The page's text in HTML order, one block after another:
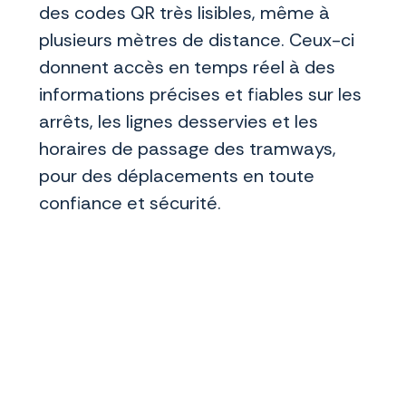
des codes QR très lisibles, même à
plusieurs mètres de distance. Ceux-ci
donnent accès en temps réel à des
informations précises et fiables sur les
arrêts, les lignes desservies et les
horaires de passage des tramways,
pour des déplacements en toute
confiance et sécurité.